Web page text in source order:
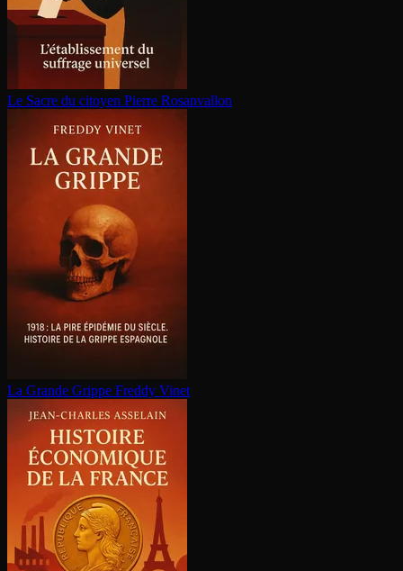
Le Sacre du citoyen Pierre Rosanvallon
La Grande Grippe Freddy Vinet